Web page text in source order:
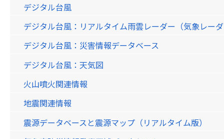
デジタル台風
デジタル台風：リアルタイム雨雲レーダー（気象レー
デジタル台風：災害情報データベース
デジタル台風：天気図
火山噴火関連情報
地震関連情報
震源データベースと震源マップ（リアルタイム版）